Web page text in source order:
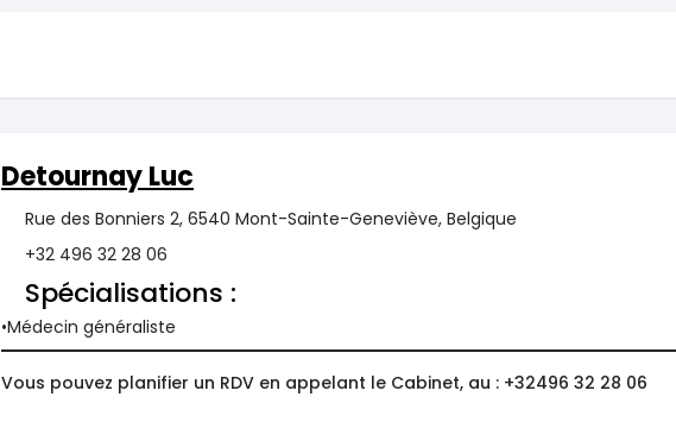
Detournay Luc
Rue des Bonniers 2, 6540 Mont-Sainte-Geneviève, Belgique
+32 496 32 28 06
Spécialisations :
Médecin généraliste
Vous pouvez planifier un RDV en appelant le Cabinet, au : +32496 32 28 06